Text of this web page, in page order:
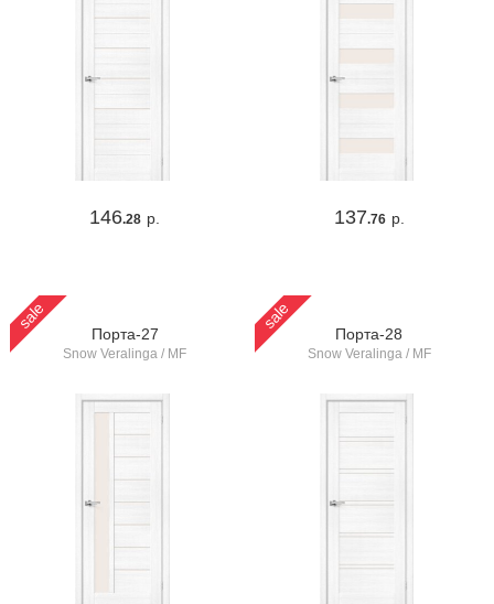
146.28 р. 137.76 р.
sale
Порта-27
Snow Veralinga / MF
sale
Порта-28
Snow Veralinga / MF